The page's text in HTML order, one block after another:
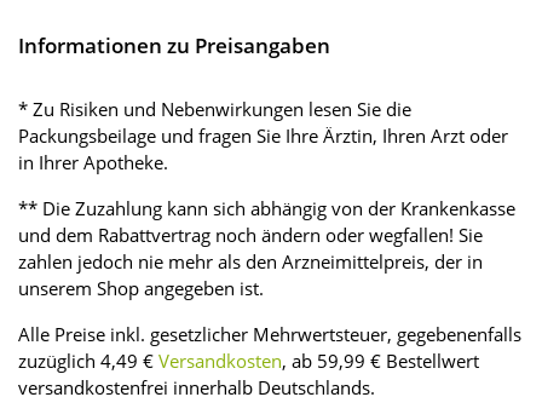
Informationen zu Preisangaben
* Zu Risiken und Nebenwirkungen lesen Sie die
Packungsbeilage und fragen Sie Ihre Ärztin, Ihren Arzt oder
in Ihrer Apotheke.
** Die Zuzahlung kann sich abhängig von der Krankenkasse
und dem Rabattvertrag noch ändern oder wegfallen! Sie
zahlen jedoch nie mehr als den Arzneimittelpreis, der in
unserem Shop angegeben ist.
Alle Preise inkl. gesetzlicher Mehrwertsteuer, gegebenenfalls
zuzüglich 4,49 € Versandkosten, ab 59,99 € Bestellwert
versandkostenfrei innerhalb Deutschlands.